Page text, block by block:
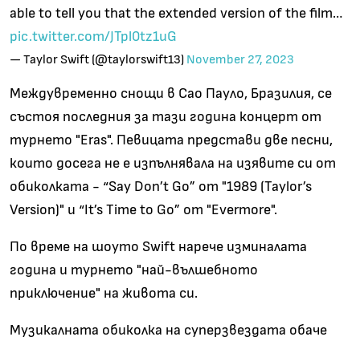
able to tell you that the extended version of the film…
pic.twitter.com/JTpl0tz1uG
— Taylor Swift (@taylorswift13) November 27, 2023
Междувременно снощи в Сао Пауло, Бразилия, се
състоя последния за тази година концерт от
турнето "Eras". Певицата представи две песни,
които досега не е изпълнявала на изявите си от
обиколката - “Say Don’t Go” от "1989 (Taylor’s
Version)" и “It’s Time to Go” от "Evermore".
По време на шоуто Swift нарече изминалата
година и турнето "най-вълшебното
приключение" на живота си.
Музикалната обиколка на суперзвездата обаче